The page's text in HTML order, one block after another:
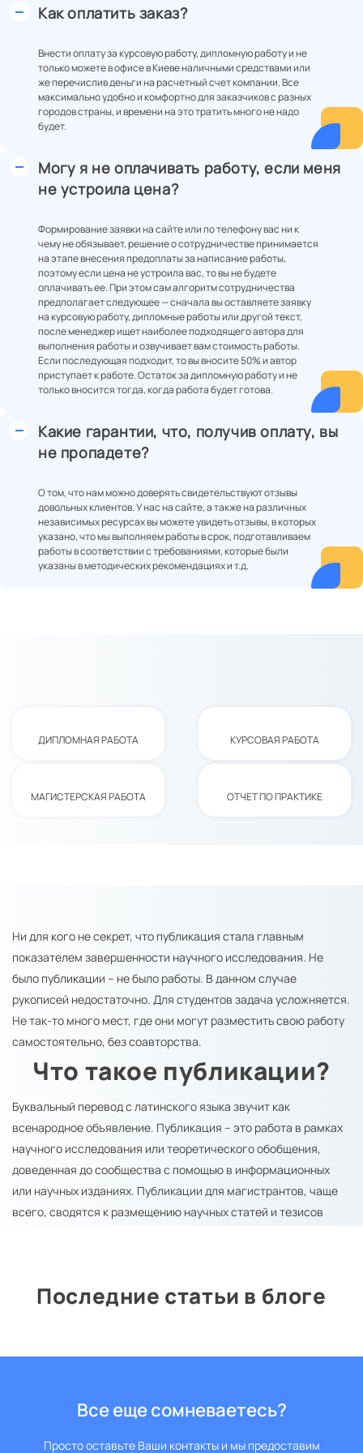
Как оплатить заказ?
Внести оплату за курсовую работу, дипломную работу и не
только можете в офисе в Киеве наличными средствами или
же перечислив деньги на расчетный счет компании. Все
максимально удобно и комфортно для заказчиков с разных
городов страны, и времени на это тратить много не надо
будет.
Могу я не оплачивать работу, если меня
не устроила цена?
Формирование заявки на сайте или по телефону вас ни к
чему не обязывает, решение о сотрудничестве принимается
на этапе внесения предоплаты за написание работы,
поэтому если цена не устроила вас, то вы не будете
оплачивать ее. При этом сам алгоритм сотрудничества
предполагает следующее — сначала вы оставляете заявку
на курсовую работу, дипломные работы или другой текст,
после менеджер ищет наиболее подходящего автора для
выполнения работы и озвучивает вам стоимость работы.
Если последующая подходит, то вы вносите 50% и автор
приступает к работе. Остаток за дипломную работу и не
только вносится тогда, когда работа будет готова.
Какие гарантии, что, получив оплату, вы
не пропадете?
О том, что нам можно доверять свидетельствуют отзывы
довольных клиентов. У нас на сайте, а также на различных
независимых ресурсах вы можете увидеть отзывы, в которых
указано, что мы выполняем работы в срок, подготавливаем
работы в соответствии с требованиями, которые были
указаны в методических рекомендациях и т.д.
ДИПЛОМНАЯ РАБОТА КУРСОВАЯ РАБОТА
МАГИСТЕРСКАЯ РАБОТА ОТЧЕТ ПО ПРАКТИКЕ
Ни для кого не секрет, что публикация стала главным
показателем завершенности научного исследования. Не
было публикации – не было работы. В данном случае
рукописей недостаточно. Для студентов задача усложняется.
Не так-то много мест, где они могут разместить свою работу
самостоятельно, без соавторства.
Что такое публикации?
Буквальный перевод с латинского языка звучит как
всенародное объявление. Публикация – это работа в рамках
научного исследования или теоретического обобщения,
доведенная до сообщества с помощью в информационных
или научных изданиях. Публикации для магистрантов, чаще
всего, сводятся к размещению научных статей и тезисов
защитой.
публикации?
кандидатской диссертации, публикация носит не
Последние статьи в блоге
Все еще сомневаетесь?
Просто оставьте Ваши контакты и мы предоставим